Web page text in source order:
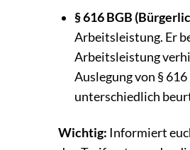
§ 616 BGB
Arbeitsleistung. Er
Arbeitsleistung
Auslegung von §
unterschiedlich
Wichtig: Informiert